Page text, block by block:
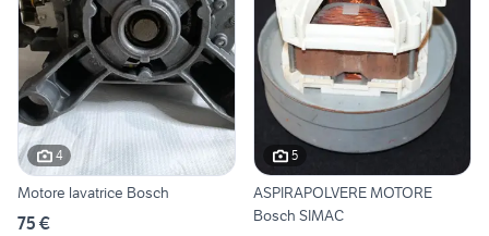
4
Motore lavatrice Bosch
75 €
5
ASPIRAPOLVERE MOTORE
Bosch SIMAC